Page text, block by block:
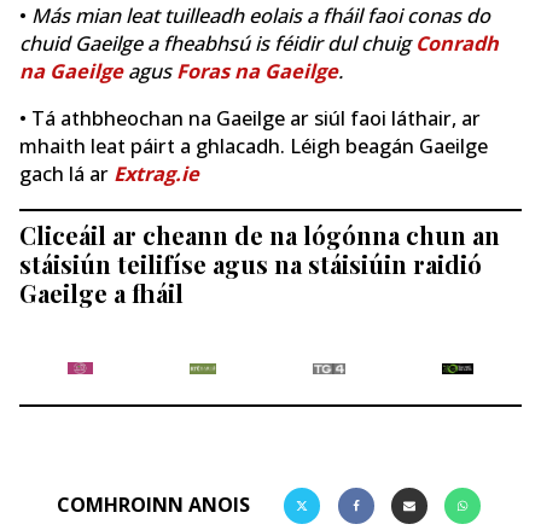
• Más mian leat tuilleadh eolais a fháil faoi conas do
chuid Gaeilge a fheabhsú is féidir dul chuigConradh
na GaeilgeagusForas na Gaeilge.
• Tá athbheochan na Gaeilge ar siúl faoi láthair, ar
mhaith leat páirt a ghlacadh. Léigh beagán Gaeilge
gach lá ar Extrag.ie
Cliceáil ar cheann de na lógónna chun an
stáisiún teilifíse agus na stáisiúin raidió
Gaeilge a fháil
COMHROINN ANOIS